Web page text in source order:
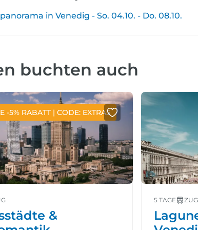
in Venedig - So. 04.10. - Do. 08.10.
buchten auch
-5% RABATT | CODE: EXTRA5
&
5 TAGE ZUG